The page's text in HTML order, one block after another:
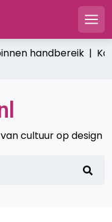
handbereik |
cultuur op design